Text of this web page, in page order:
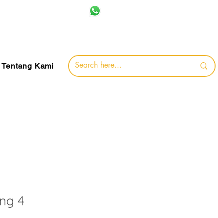
Tentang Kami
4